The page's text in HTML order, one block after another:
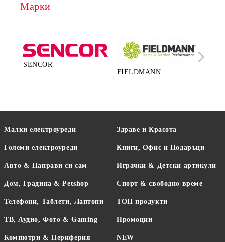
Марки
SENCOR
FIELDMANN
Малки електроуреди
Големи електроуреди
Авто & Направи си сам
Дом, Градина & Petshop
Телефони, Таблети, Лаптопи
ТВ, Аудио, Фото & Gaming
Компютри & Периферия
Здраве и Красота
Книги, Офис и Подаръци
Играчки & Детски артикули
Спорт & свободно време
ТОП продукти
Промоции
NEW